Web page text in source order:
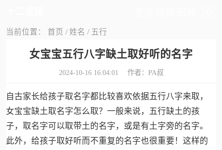
当前位置： 首页 /姓名 / 五行
女宝宝五行八字缺土取好听的名字
2024-10-16 16:04:01 作者： PA叔
自古家长给孩子取名字都比较喜欢依据五行八字来取，
女宝宝缺土取名字怎么取？一般来说，五行缺土的孩
子，取名字可以取带土的名字，或是有土字旁的名字。
此外，给孩子取好听而不重复的名字也很重要！这样的